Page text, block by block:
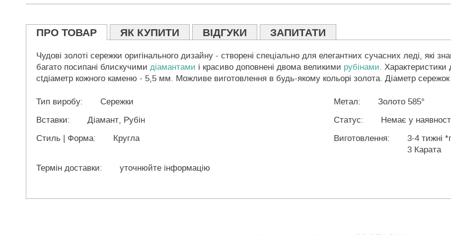
ПРО ТОВАР ЯК КУПИТИ ВІДГУКИ ЗАПИТАТИ
Чудові золоті сережки оригінального дизайну - створені спеціально для елегантних сучасних леді, які
багато посипані блискучими діамантами і красиво доповнені двома великими рубінами. Характеристики
ctдіаметр кожного каменю - 5,5 мм. Можливе виготовлення в будь-якому кольорі золота. Діаметр
Тип виробу: Сережки Метал:
Золото 585°
Вставки:
Діамант, Рубін Статус:
Немає у
Стиль | Форма:
Кругла Виготовлення:
3-4 тижні
3 Карата
Термін доставки:
уточнюйте інформацію